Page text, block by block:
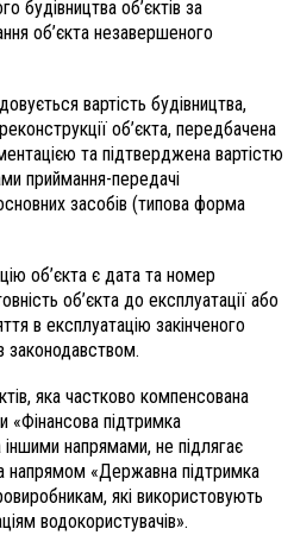
будівництва об’єктів за
об’єкта незавершеного
вартість будівництва,
об’єкта, передбачена
та підтверджена вартістю
приймання-передачі
засобів (типова форма
об’єкта є дата та номер
об’єкта до експлуатації або
в експлуатацію закінченого
законодавством.
яка частково компенсована
підтримка
іншими напрямами, не підлягає
напрямом «Державна підтримка
які використовують
водокористувачів».